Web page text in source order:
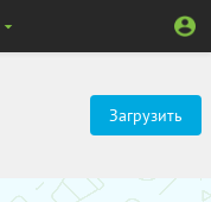
Загрузить